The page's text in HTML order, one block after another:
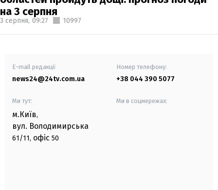
на 3 серпня
3 серпня, 09:27 10997
E-mail редакції
news24@24tv.com.ua
Номер телефону:
+38 044 390 5077
Ми тут:
м.Київ,
вул. Володимирська
61/11, офіс 50
Ми в соцмережах: